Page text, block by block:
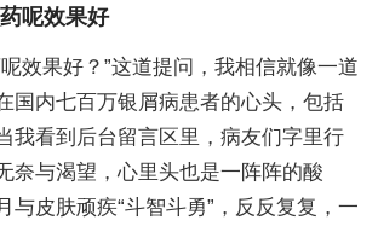
呢效果好
效果好？”这道提问，我相信就像一道
国内七百万银屑病患者的心头，包括
我看到后台留言区里，病友们字里行
奈与渴望，心里头也是一阵阵的酸
与皮肤顽疾“斗智斗勇”，反反复复，一